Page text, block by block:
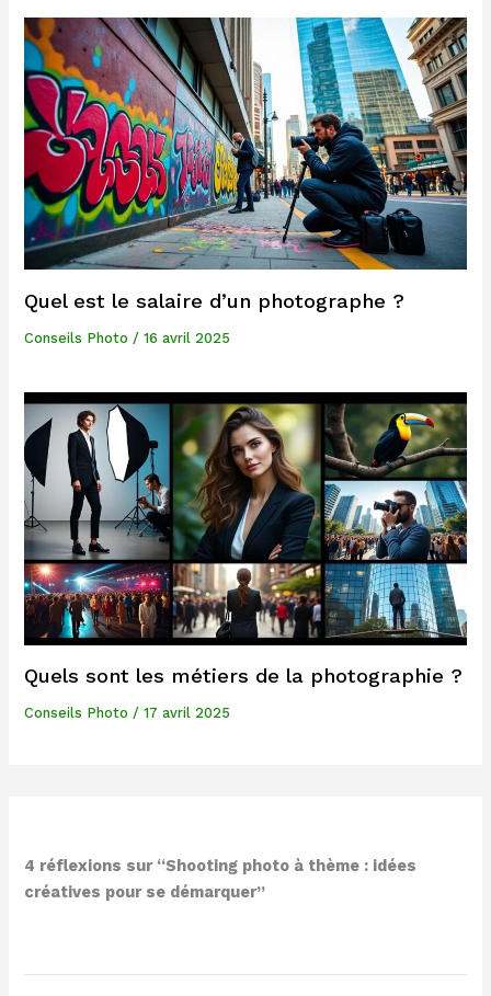
Quel est le salaire d’un photographe ?
Conseils Photo /16 avril 2025
Quels sont les métiers de la photographie ?
Conseils Photo /17 avril 2025
4 réflexions sur “Shooting photo à thème : idées
créatives pour se démarquer”